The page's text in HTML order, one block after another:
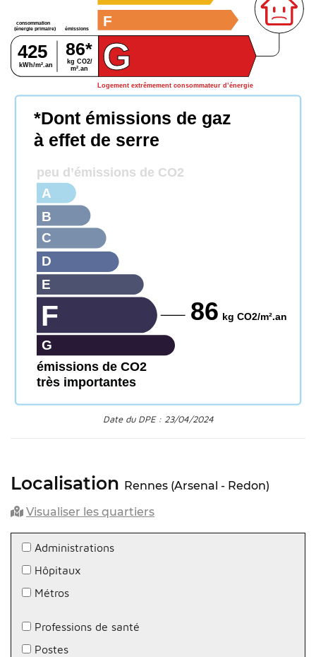
consommation
(énergie primaire) émissions
kg CO2/
m².an
kWh/m².an
425 86*
Logement extrêmement consommateur d’énergie
G
F
émissions de CO2
très importantes
*Dont émissions de gaz
à effet de serre
peu d’émissions de CO2
G
F 86 kg CO2/m².an
E
D
C
B
A
Date du DPE : 23/04/2024
Localisation Rennes (Arsenal - Redon)
Visualiser les quartiers
Administrations
Hôpitaux
Métros
Professions de santé
Postes